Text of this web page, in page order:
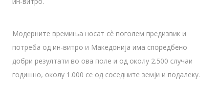
Модерните времиња носат сѐ поголем предизвик и
потреба од ин-витро и Македонија има споредбено
добри резултати во ова поле и од околу 2.500 случаи
годишно, околу 1.000 се од соседните земји и подалеку.